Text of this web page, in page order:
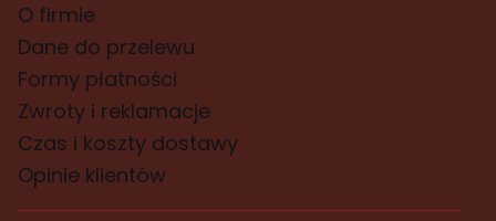
O firmie
Dane do przelewu
Formy płatności
Zwroty i reklamacje
Czas i koszty dostawy
Opinie klientów